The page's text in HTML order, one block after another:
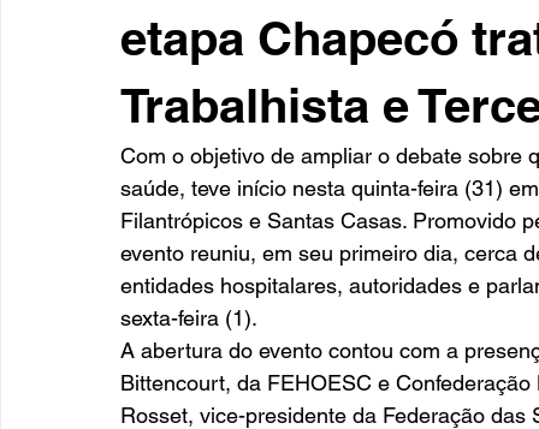
etapa Chapecó
Trabalhista e
Com o objetivo de ampliar o debate sobre
saúde, teve início nesta quinta-feira (31)
Filantrópicos e Santas Casas. Promovido
evento reuniu, em seu primeiro dia, cerca
entidades hospitalares, autoridades e
sexta-feira (1).
A abertura do evento contou com a
Bittencourt, da FEHOESC e
Rosset, vice-presidente da Federação